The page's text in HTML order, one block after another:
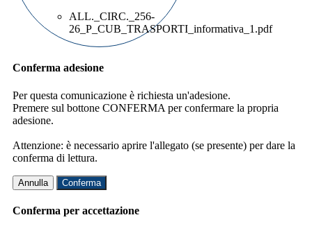
ALL._CIRC._256-
26_P_CUB_TRASPORTI_informativa_1.pdf
Conferma adesione
Per questa comunicazione è richiesta un'adesione.
Premere sul bottone CONFERMA per confermare la propria
adesione.
Attenzione: è necessario aprire l'allegato (se presente) per dare la
conferma di lettura.
Annulla Conferma
Conferma per accettazione